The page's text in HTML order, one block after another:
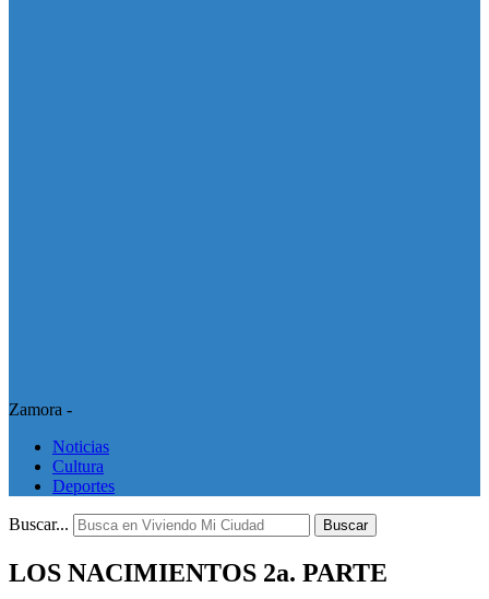
Zamora -
Noticias
Cultura
Deportes
Buscar... Buscar
LOS NACIMIENTOS 2a. PARTE